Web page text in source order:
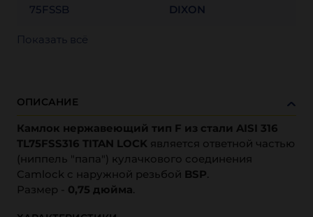
75FSSB DIXON
Показать всё
ОПИСАНИЕ
Камлок нержавеющий тип F из стали AISI 316
TL75FSS316 TITAN LOCK является ответной частью
(ниппель "папа") кулачкового соединения
Camlock с наружной резьбой BSP.
Размер - 0,75 дюйма.